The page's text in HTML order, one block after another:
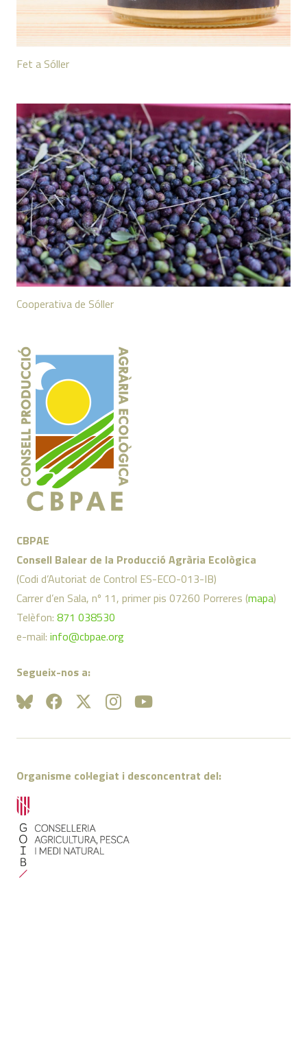
Fet a Sóller
Cooperativa de Sóller
CBPAE
Consell Balear de la Producció Agrària Ecològica
(Codi d’Autoriat de Control ES-ECO-013-IB)
Carrer d’en Sala, nº 11, primer pis 07260 Porreres (mapa)
Telèfon: 871 038530
e-mail: info@cbpae.org
Segueix-nos a:
Organisme col·legiat i desconcentrat del: